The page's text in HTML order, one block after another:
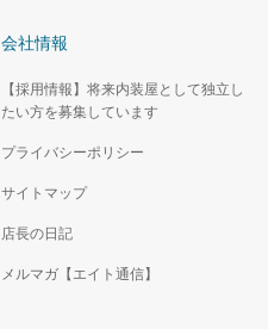
会社情報
【採用情報】将来内装屋として独立し
たい方を募集しています
プライバシーポリシー
サイトマップ
店長の日記
メルマガ【エイト通信】